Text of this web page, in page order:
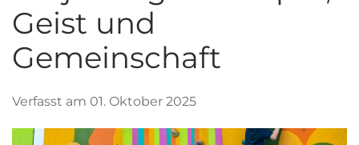
Geist und
Gemeinschaft
Verfasst am 01. Oktober 2025